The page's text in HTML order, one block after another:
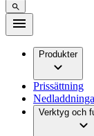
Produkter
Prissättning
Verktyg och